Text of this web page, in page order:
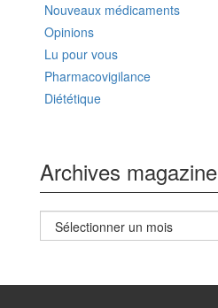
Nouveaux médicaments
Opinions
Lu pour vous
Pharmacovigilance
Diététique
Archives magazine
Archives
magazine